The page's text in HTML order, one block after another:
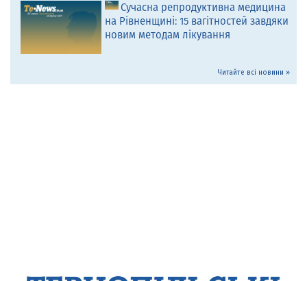
Сучасна репродуктивна медицина
на Рівненщині: 15 вагітностей завдяки
новим методам лікування
Читайте всі новини »